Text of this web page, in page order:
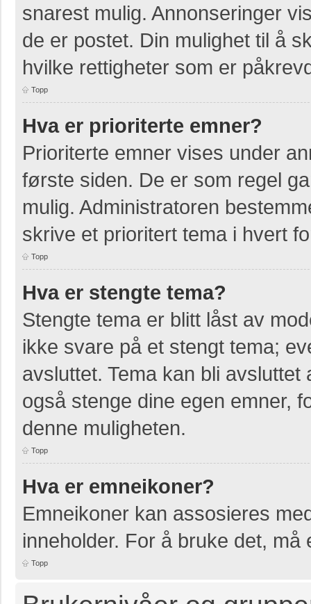
snarest mulig. Annonseringer
de er postet. Din mulighet til å
hvilke rettigheter som er
Topp
Hva er prioriterte emner?
Prioriterte emner vises under
første siden. De er som regel
mulig. Administratoren
skrive et prioritert tema i hvert
Topp
Hva er stengte tema?
Stengte tema er blitt låst av
ikke svare på et stengt tema;
avsluttet. Tema kan bli
også stenge dine egen emner,
denne muligheten.
Topp
Hva er emneikoner?
Emneikoner kan assosieres
inneholder. For å bruke det,
Topp